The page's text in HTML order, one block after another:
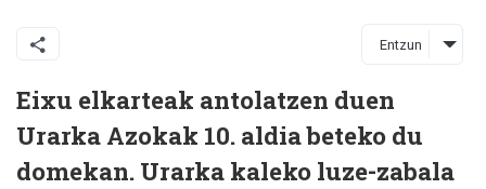
Entzun
Eixu elkarteak antolatzen duen
Urarka Azokak 10. aldia beteko du
domekan. Urarka kaleko luze-zabala